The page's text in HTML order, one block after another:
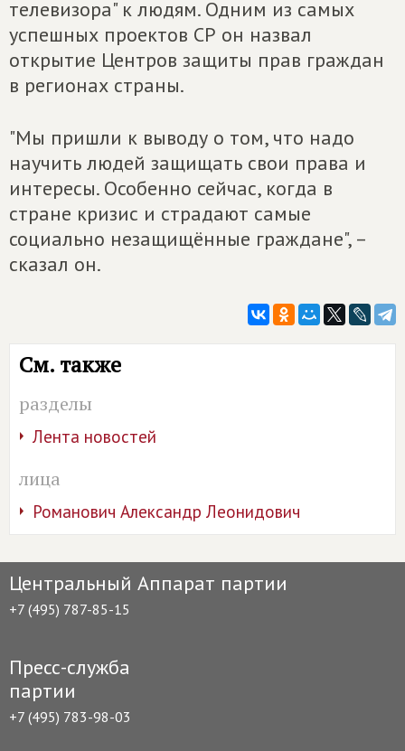
телевизора" к людям. Одним из самых
успешных проектов СР он назвал
открытие Центров защиты прав граждан
в регионах страны.
"Мы пришли к выводу о том, что надо
научить людей защищать свои права и
интересы. Особенно сейчас, когда в
стране кризис и страдают самые
социально незащищённые граждане", –
сказал он.
См. также
разделы
Лента новостей
лица
Романович Александр Леонидович
Центральный Аппарат партии
+7 (495) 787-85-15
Пресс-служба
партии
+7 (495) 783-98-03